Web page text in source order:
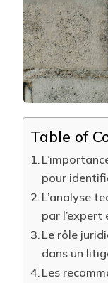
Table of
pour
L’analyse
par l’expert
Le rôle
dans un
Les